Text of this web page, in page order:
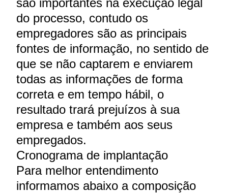
são importantes na execução legal
do processo, contudo os
empregadores são as principais
fontes de informação, no sentido de
que se não captarem e enviarem
todas as informações de forma
correta e em tempo hábil, o
resultado trará prejuízos à sua
empresa e também aos seus
empregados.
Cronograma de implantação
Para melhor entendimento
informamos abaixo a composição